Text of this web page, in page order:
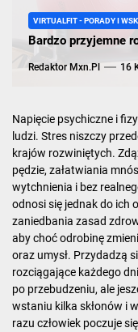
VIRTUALFIT - PORADY I
Bardzo przyjemne
Redaktor Mxn.pl 16
Napięcie psychiczne i
ludzi. Stres niszczy
krajów rozwiniętych.
pędzie, załatwiania
wytchnienia i bez
odnosi się jednak do ich
zaniedbania zasad
aby choć odrobinę
oraz umysł. Przydadzą
rozciągające każdego
po przebudzeniu, ale
wstaniu kilka skłonów i
razu człowiek poczuje